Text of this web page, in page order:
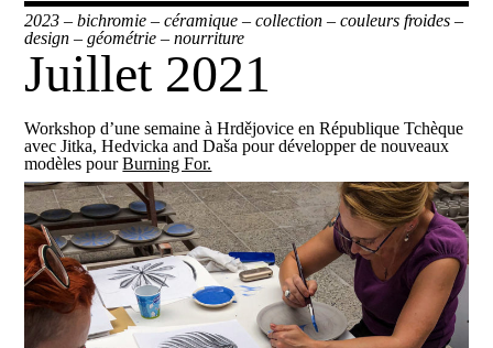
2023 –bichromie –céramique –collection –couleurs froides –
design –géométrie –nourriture
Juillet 2021
Workshop d’une semaine à Hrdějovice en République Tchèque
avec Jitka, Hedvicka and Daša pour développer de nouveaux
modèles pourBurning For.